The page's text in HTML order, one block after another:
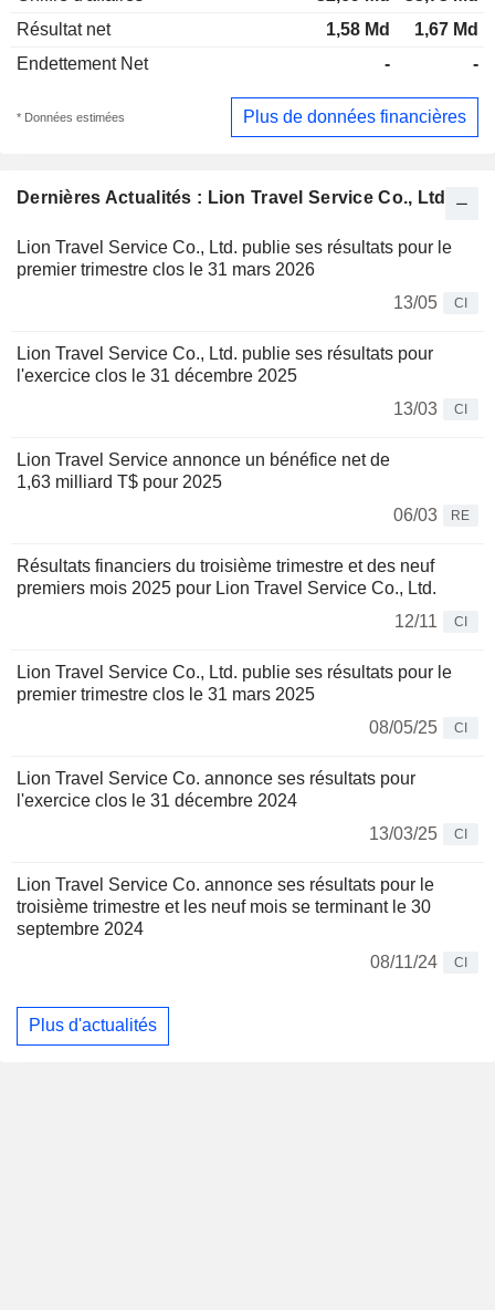
Dernières Actualités : Lion Travel Service Co., Ltd.
Lion Travel Service Co., Ltd. publie ses résultats pour le
premier trimestre clos le 31 mars 2026
13/05
CI
Lion Travel Service Co., Ltd. publie ses résultats pour
l'exercice clos le 31 décembre 2025
13/03
CI
Lion Travel Service annonce un bénéfice net de
1,63 milliard T$ pour 2025
06/03
RE
Résultats financiers du troisième trimestre et des neuf
premiers mois 2025 pour Lion Travel Service Co., Ltd.
12/11
CI
Lion Travel Service Co., Ltd. publie ses résultats pour le
premier trimestre clos le 31 mars 2025
08/05/25
CI
Lion Travel Service Co. annonce ses résultats pour
l'exercice clos le 31 décembre 2024
13/03/25
CI
Lion Travel Service Co. annonce ses résultats pour le
troisième trimestre et les neuf mois se terminant le 30
septembre 2024
08/11/24
CI
Plus d'actualités
Résultat net
1,58 Md
1,67 Md
Endettement Net
- -
* Données estimées Plus de données financières